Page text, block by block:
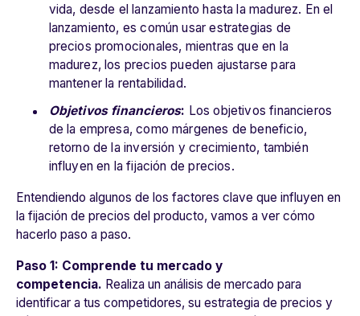
vida, desde el lanzamiento hasta la madurez. En el
lanzamiento, es común usar estrategias de
precios promocionales, mientras que en la
madurez, los precios pueden ajustarse para
mantener la rentabilidad.
Objetivos financieros: Los objetivos financieros
de la empresa, como márgenes de beneficio,
retorno de la inversión y crecimiento, también
influyen en la fijación de precios.
Entendiendo algunos de los factores clave que influyen en
la fijación de precios del producto, vamos a ver cómo
hacerlo paso a paso.
Paso 1: Comprende tu mercado y
competencia. Realiza un análisis de mercado para
identificar a tus competidores, su estrategia de precios y